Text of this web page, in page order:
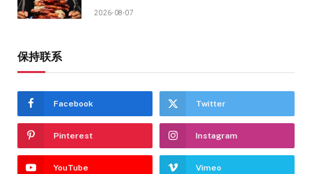
2026-08-07
保持联系
Facebook Twitter
Pinterest Instagram
YouTube Vimeo